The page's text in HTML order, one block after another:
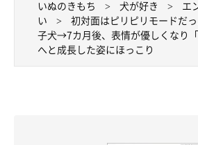
いぬのきもち 犬が好き エ
い
初対面はピリピリモードだ
子犬→7カ月後、表情が優しくなり「
へと成長した姿にほっこり